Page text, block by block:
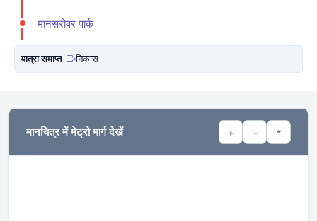
मानसरोवर पार्क
यात्रा समाप्त निकास
मानचित्र में मेट्रो मार्ग देखें + − ⌖